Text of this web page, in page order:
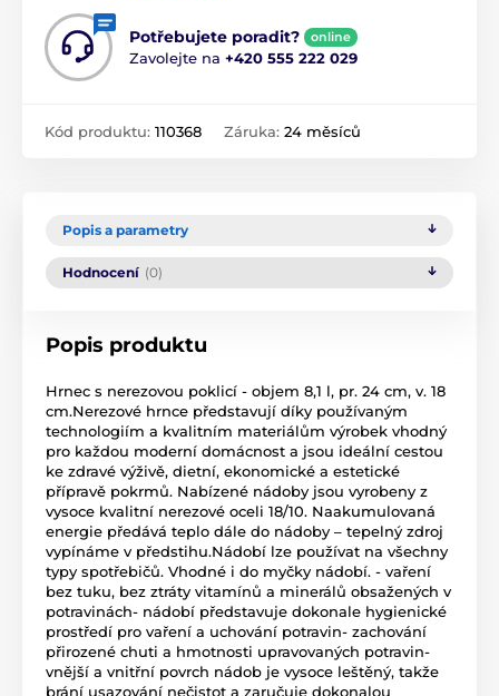
Potřebujete poradit? online
Zavolejte na +420 555 222 029
Kód produktu: 110368 Záruka: 24 měsíců
Popis a parametry
Hodnocení (0)
Popis produktu
Hrnec s nerezovou poklicí - objem 8,1 l, pr. 24 cm, v. 18
cm.Nerezové hrnce představují díky používaným
technologiím a kvalitním materiálům výrobek vhodný
pro každou moderní domácnost a jsou ideální cestou
ke zdravé výživě, dietní, ekonomické a estetické
přípravě pokrmů. Nabízené nádoby jsou vyrobeny z
vysoce kvalitní nerezové oceli 18/10. Naakumulovaná
energie předává teplo dále do nádoby – tepelný zdroj
vypínáme v předstihu.Nádobí lze používat na všechny
typy spotřebičů. Vhodné i do myčky nádobí. - vaření
bez tuku, bez ztráty vitamínů a minerálů obsažených v
potravinách- nádobí představuje dokonale hygienické
prostředí pro vaření a uchování potravin- zachování
přirozené chuti a hmotnosti upravovaných potravin-
vnější a vnitřní povrch nádob je vysoce leštěný, takže
brání usazování nečistot a zaručuje dokonalou